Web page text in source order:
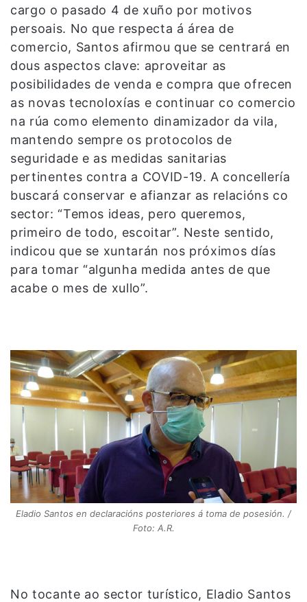
cargo o pasado 4 de xuño por motivos
persoais. No que respecta á área de
comercio, Santos afirmou que se centrará en
dous aspectos clave: aproveitar as
posibilidades de venda e compra que ofrecen
as novas tecnoloxías e continuar co comercio
na rúa como elemento dinamizador da vila,
mantendo sempre os protocolos de
seguridade e as medidas sanitarias
pertinentes contra a COVID-19. A concellería
buscará conservar e afianzar as relacións co
sector: “Temos ideas, pero queremos,
primeiro de todo, escoitar”. Neste sentido,
indicou que se xuntarán nos próximos días
para tomar “algunha medida antes de que
acabe o mes de xullo”.
Eladio Santos en declaracións posteriores á toma de posesión. /
Foto: A.R.
No tocante ao sector turístico, Eladio Santos